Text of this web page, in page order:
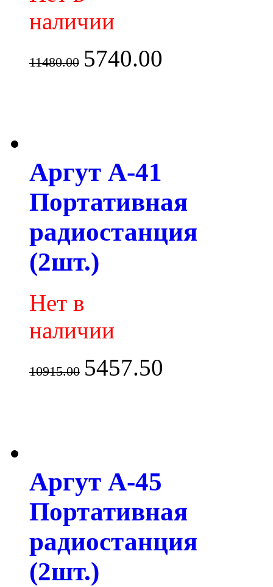
наличии
11480.00 5740.00
Аргут А-41
Портативная
радиостанция
(2шт.)
Нет в
наличии
10915.00 5457.50
Аргут А-45
Портативная
радиостанция
(2шт.)